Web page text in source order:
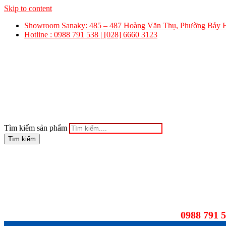
Skip to content
Showroom Sanaky: 485 – 487 Hoàng Văn Thụ, Phường Bảy
Hotline : 0988 791 538 | [028] 6660 3123
Tìm kiếm sản phẩm
Tìm kiếm
0988 791